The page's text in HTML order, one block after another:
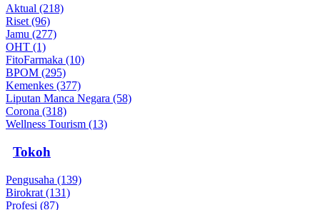
Aktual (218)
Riset (96)
Jamu (277)
OHT (1)
FitoFarmaka (10)
BPOM (295)
Kemenkes (377)
Liputan Manca Negara (58)
Corona (318)
Wellness Tourism (13)
Tokoh
Pengusaha (139)
Birokrat (131)
Profesi (87)